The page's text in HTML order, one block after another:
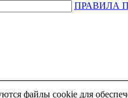
ПРАВИЛА
скором свяжемся с
файлы cookie для